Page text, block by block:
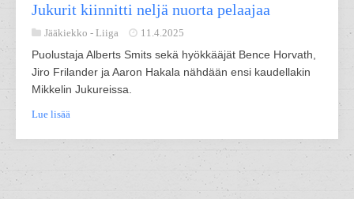
Jukurit kiinnitti neljä nuorta pelaajaa
Jääkiekko - Liiga 11.4.2025
Puolustaja Alberts Smits sekä hyökkääjät Bence Horvath,
Jiro Frilander ja Aaron Hakala nähdään ensi kaudellakin
Mikkelin Jukureissa.
Lue lisää